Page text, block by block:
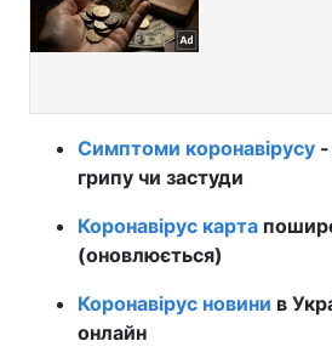
Симптоми коронавірусу -
грипу чи застуди
Коронавірус карта
(оновлюється)
Коронавірус новини в
онлайн